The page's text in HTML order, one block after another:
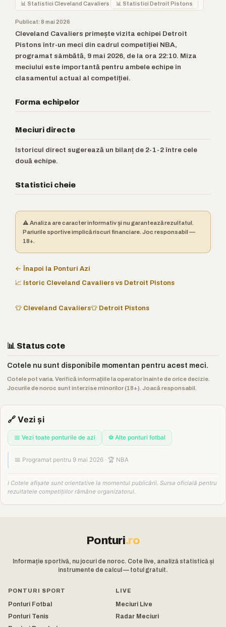
📊 Statistici Cleveland Cavaliers 📊 Statistici Detroit Pistons
Publicat: 8 mai 2026
Cleveland Cavaliers primește vizita echipei Detroit
Pistons într-un meci din cadrul competiției NBA,
programat sâmbătă, 9 mai 2026, de la ora 22:10. Miza
meciului este importantă pentru ambele echipe în
clasamentul actual al competiției.
Forma echipelor
Meciuri directe
Istoricul direct sugerează un bilanț de 2-1-2 între cele
două echipe.
Statistici cheie
⚠️ Analiza are caracter informativ și nu garantează rezultatul.
Pariurile sportive implică riscuri financiare. Joc responsabil —
18+.
← Înapoi la Ponturi Azi
📈 Istoric Cleveland Cavaliers vs Detroit Pistons
👕 Cleveland Cavaliers👕 Detroit Pistons
📊 Status cote
Cotele nu sunt disponibile momentan pentru acest meci.
Cotele pot varia. Verifică informațiile la operator înainte de orice decizie.
Jocurile de noroc sunt interzise minorilor (18+). Joacă responsabil.
🔗 Vezi și
📅 Vezi toate ponturile de azi ⚽ Alte ponturi fotbal
📅 Programat pentru 9 mai 2026 · 🏆 NBA
ℹ️ Cotele afișate sunt orientative la momentul publicării. Sursa oficială pentru
rezultatele competițiilor rămâne organizatorul.
Ponturi.ro
Informație sportivă, nu jocuri de noroc. Cote live, analiză statistică și
instrumente de calcul — totul gratuit.
PONTURI SPORT
Ponturi Fotbal
Ponturi Tenis
LIVE
Meciuri Live
Radar Meciuri